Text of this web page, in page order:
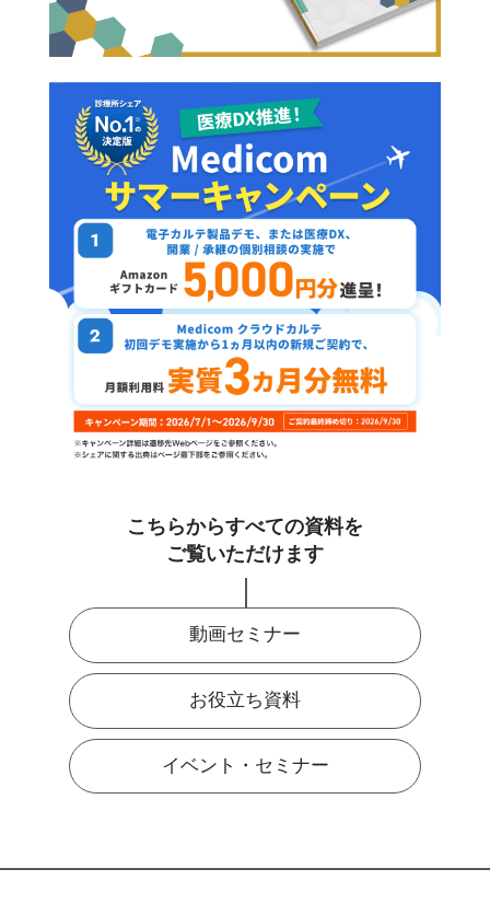
こちらからすべての資料を
ご覧いただけます
動画セミナー
お役立ち資料
イベント・セミナー